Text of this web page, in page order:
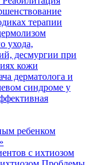
терапии
ухода,
десмургии при
кожи
дерматолога и
синдроме у
ребенком
с ихтиозом